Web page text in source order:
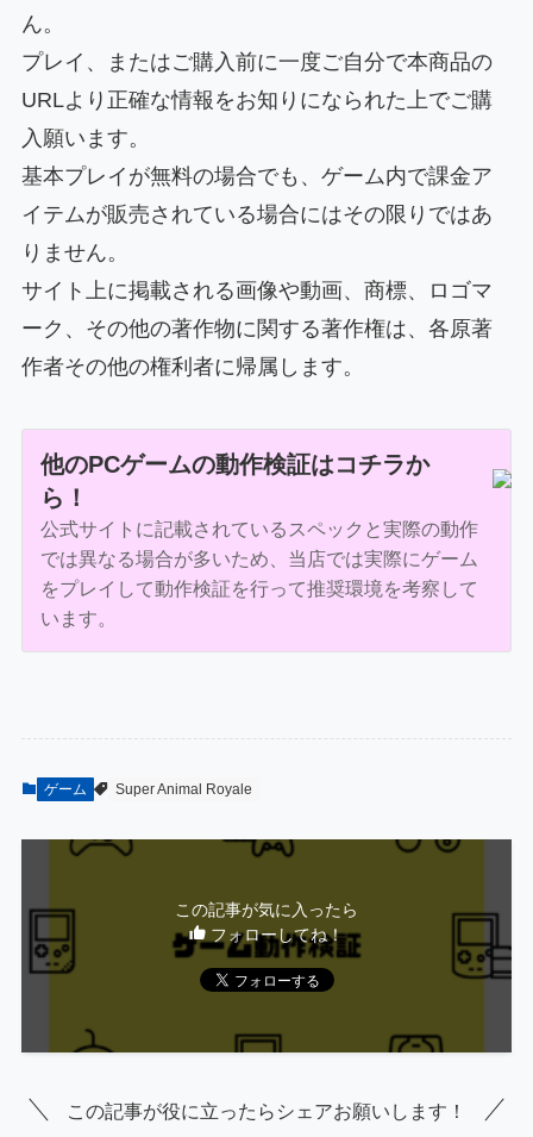
ん。
プレイ、またはご購入前に一度ご自分で本商品の
URLより正確な情報をお知りになられた上でご購
入願います。
基本プレイが無料の場合でも、ゲーム内で課金ア
イテムが販売されている場合にはその限りではあ
りません。
サイト上に掲載される画像や動画、商標、ロゴマ
ーク、その他の著作物に関する著作権は、各原著
作者その他の権利者に帰属します。
他のPCゲームの動作検証はコチラか
ら！
公式サイトに記載されているスペックと実際の動作
では異なる場合が多いため、当店では実際にゲーム
をプレイして動作検証を行って推奨環境を考察して
います。
ゲーム Super Animal Royale
この記事が気に入ったら
フォローしてね！
この記事が役に立ったらシェアお願いします！